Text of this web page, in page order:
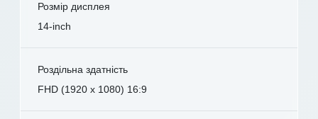
Розмір дисплея
14-inch
Роздільна здатність
FHD (1920 x 1080) 16:9